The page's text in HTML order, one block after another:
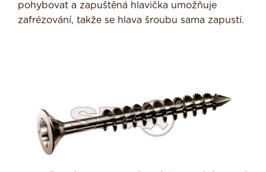
pohybovat a zapuštěná hlavička umožňuje
zafrézování, takže se hlava šroubu sama zapustí.